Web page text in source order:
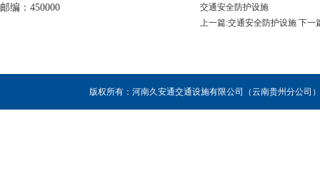
邮编：450000
交通安全防护设施
上一篇:交通安全防护设施 下一
版权所有：河南久安通交通设施有限公司（云南贵州分公司